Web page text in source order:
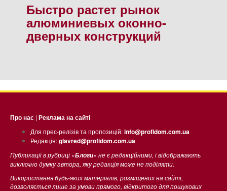
Быстро растет рынок
алюминиевых оконно-
дверных конструкций
Про нас | Реклама на сайті
Для прес-релізів та пропозицій:info@profidom.com.ua
Редакція:glavred@profidom.com.ua
Публикації в рубриці «Блоги» не є редакційними, і відображають
виключно думку автора, яку редакція може не поділяти.
Використання будь-яких матеріалів, розміщених на сайті,
дозволяється лише за умови прямого, відкритого для пошукових